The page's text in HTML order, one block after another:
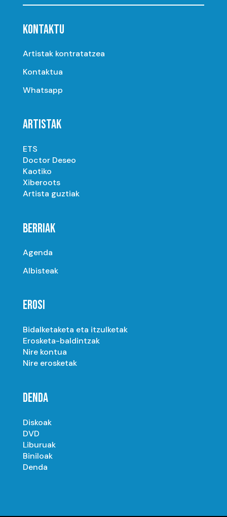
KONTAKTU
Artistak kontratatzea
Kontaktua
Whatsapp
ARTISTAK
ETS
Doctor Deseo
Kaotiko
Xiberoots
Artista guztiak
BERRIAK
Agenda
Albisteak
EROSI
Bidalketaketa eta itzulketak
Erosketa-baldintzak
Nire kontua
Nire erosketak
DENDA
Diskoak
DVD
Liburuak
Biniloak
Denda